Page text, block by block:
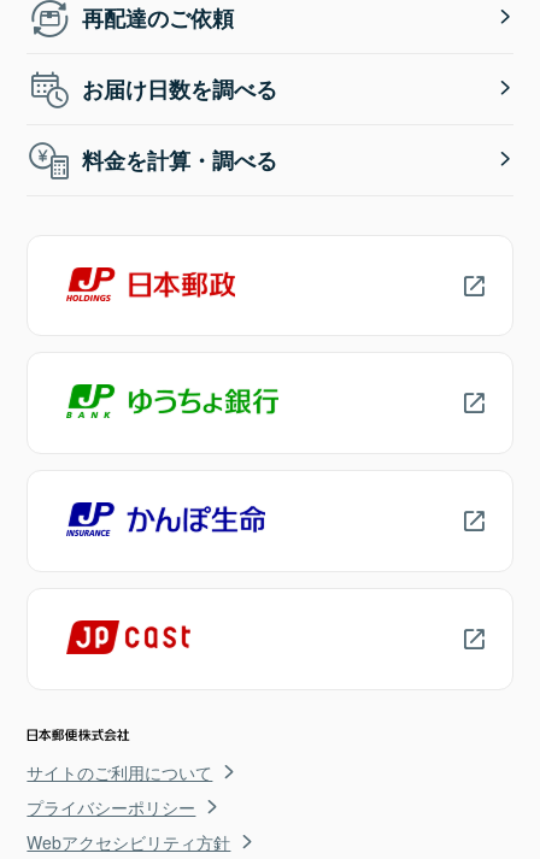
再配達のご依頼
お届け日数を調べる
料金を計算・調べる
サイトのご利用について
プライバシーポリシー
Webアクセシビリティ方針